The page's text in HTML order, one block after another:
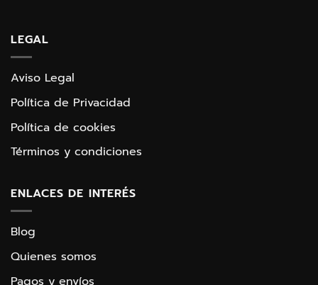
LEGAL
Aviso Legal
Política de Privacidad
Política de cookies
Términos y condiciones
ENLACES DE INTERÉS
Blog
Quienes somos
Pagos y envíos